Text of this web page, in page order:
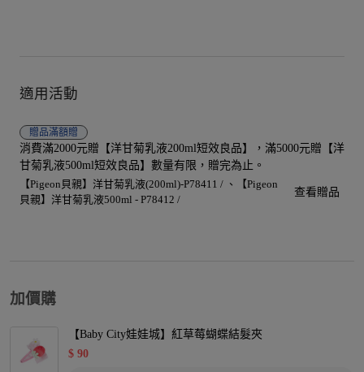
適用活動
贈品滿額贈
消費滿2000元贈【洋甘菊乳液200ml短效良品】，滿5000元贈【洋
甘菊乳液500ml短效良品】數量有限，贈完為止。
【Pigeon貝親】洋甘菊乳液(200ml)-P78411 /
【Pigeon
貝親】洋甘菊乳液500ml - P78412 /
查看贈品
加價購
【Baby City娃娃城】紅草莓蝴蝶結髮夾
$ 90